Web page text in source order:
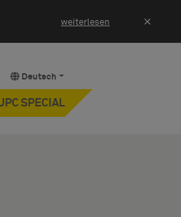
weiterlesen ×
Deutsch
SPECIAL